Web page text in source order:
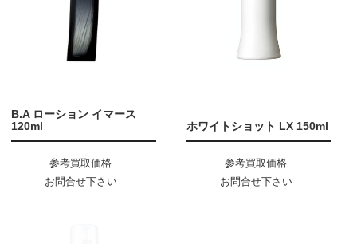
B.A ローション イマース
120ml
参考買取価格
お問合せ下さい
ホワイトショット LX 150ml
参考買取価格
お問合せ下さい